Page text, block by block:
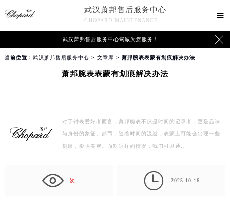
武汉萧邦售后服务中心
CHOPARD MAINTENANCE

武汉萧邦售后服务中心竭诚为您服务！ 
当前位置： 武汉萧邦售后服务中心 > 文章库 > 萧邦腕表表蒙有划痕解决办法
萧邦腕表表蒙有划痕解决办法
对于钟表爱好者而言，萧邦腕表不仅是时间的记录者，更是品味
与身份的象征。然而，随着时间的流逝，表蒙上可能会出现一些
划痕，影响美观。面对这样的情况，我们可以通…
次  2025-10-16